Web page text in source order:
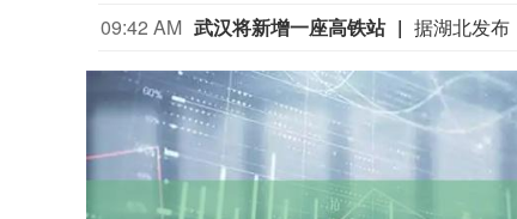
09:42 AM 武汉将新增一座高铁站